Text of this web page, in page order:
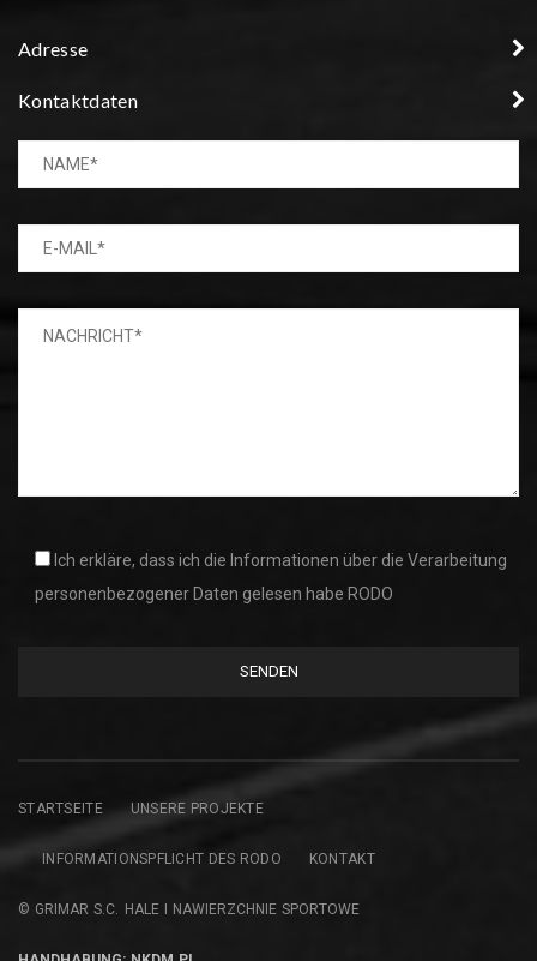
Adresse
Kontaktdaten
Ich erkläre, dass ich die Informationen über die Verarbeitung
personenbezogener Daten gelesen habe RODO
STARTSEITE UNSERE PROJEKTE
INFORMATIONSPFLICHT DES RODO KONTAKT
© GRIMAR S.C. HALE I NAWIERZCHNIE SPORTOWE